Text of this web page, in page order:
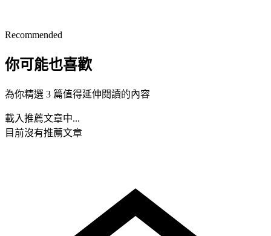
Recommended
你可能也喜歡
為你精選 3 篇值得延伸閱讀的內容
載入推薦文章中...
目前沒有推薦文章